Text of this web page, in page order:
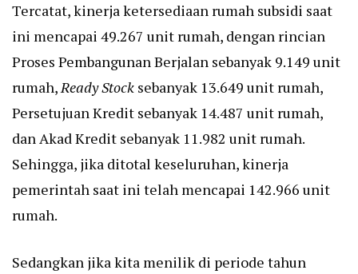
Tercatat, kinerja ketersediaan rumah subsidi saat
ini mencapai 49.267 unit rumah, dengan rincian
Proses Pembangunan Berjalan sebanyak 9.149 unit
rumah,Ready Stock sebanyak 13.649 unit rumah,
Persetujuan Kredit sebanyak 14.487 unit rumah,
dan Akad Kredit sebanyak 11.982 unit rumah.
Sehingga, jika ditotal keseluruhan, kinerja
pemerintah saat ini telah mencapai 142.966 unit
rumah.
Sedangkan jika kita menilik di periode tahun